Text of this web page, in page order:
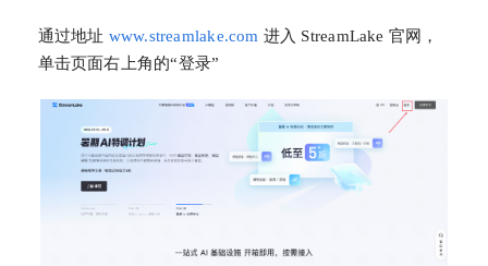
通过地址 www.streamlake.com 进入 StreamLake 官网，
单击页面右上角的“登录”